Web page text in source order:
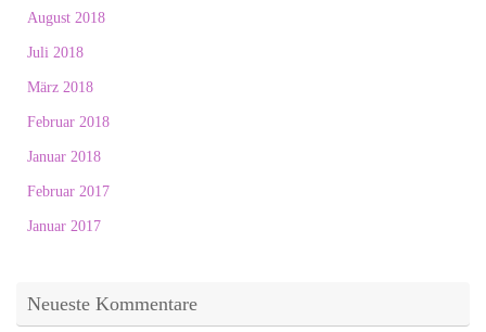
August 2018
Juli 2018
März 2018
Februar 2018
Januar 2018
Februar 2017
Januar 2017
Neueste Kommentare